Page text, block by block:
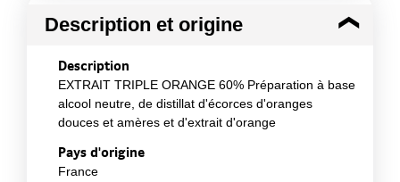
Description et origine
Description
EXTRAIT TRIPLE ORANGE 60% Préparation à base
alcool neutre, de distillat d'écorces d'oranges
douces et amères et d'extrait d'orange
Pays d'origine
France